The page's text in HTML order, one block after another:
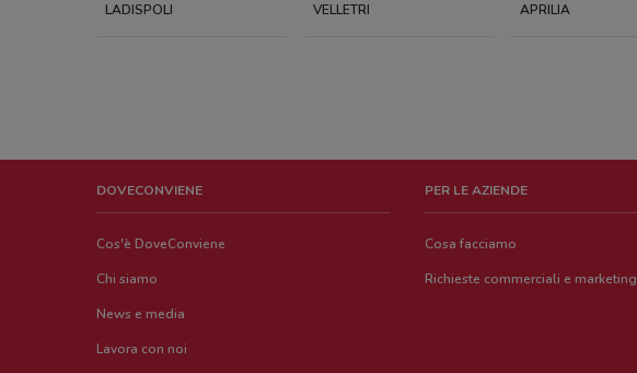
LADISPOLI
VELLETRI
APRILIA
DOVECONVIENE
Cos'è DoveConviene
Chi siamo
News e media
Lavora con noi
PER LE AZIENDE
Cosa facciamo
Richieste commerciali e marketing